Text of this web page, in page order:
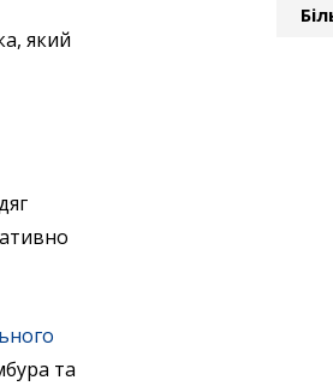
який
та